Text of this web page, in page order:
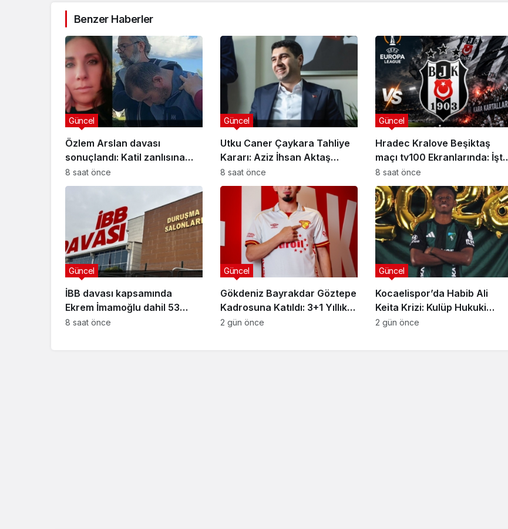
Benzer Haberler
Özlem Arslan davası
sonuçlandı: Katil zanlısına
indirimsiz ağırlaştırılmış
müebbet hapis cezası verildi
Güncel
8 saat önce
Utku Caner Çaykara Tahliye
Kararı: Aziz İhsan Aktaş
Davasında Yeni Gelişme
Güncel
8 saat önce
Hradec Kralove Beşiktaş
maçı tv100 Ekranlarında: İşte
Karşılaşmanın Detayları
Güncel
8 saat önce
İBB davası kapsamında
Ekrem İmamoğlu dahil 53
sanığın tutukluluğuna devam
Güncel
8 saat önce
Gökdeniz Bayrakdar Göztepe
Kadrosuna Katıldı: 3+1 Yıllık
Anlaşma
Güncel
2 gün önce
Kocaelispor’da Habib Ali
Keita Krizi: Kulüp Hukuki
Süreç Başlatıyor
Güncel
2 gün önce